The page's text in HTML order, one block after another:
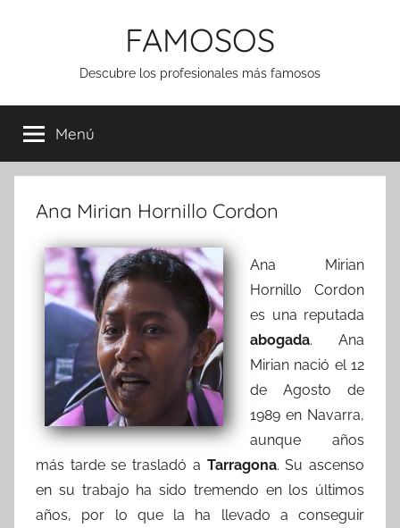
FAMOSOS
Descubre los profesionales más famosos
Menú
Ana Mirian Hornillo Cordon
Ana Mirian
Hornillo Cordon
es una reputada
abogada. Ana
Mirian nació el 12
de Agosto de
1989 en Navarra,
aunque años
más tarde se trasladó a Tarragona. Su ascenso
en su trabajo ha sido tremendo en los últimos
años, por lo que la ha llevado a conseguir